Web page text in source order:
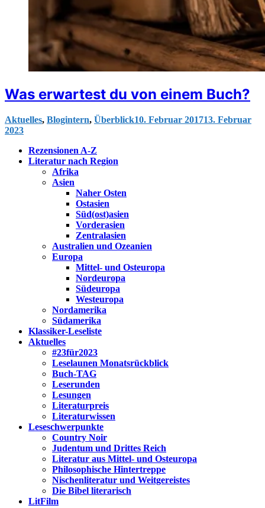
Was erwartest du von einem Buch?
Aktuelles, Blogintern, Überblick10. Februar 201713. Februar
2023
Rezensionen A-Z
Literatur nach Region
Afrika
Asien
Naher Osten
Ostasien
Süd(ost)asien
Vorderasien
Zentralasien
Australien und Ozeanien
Europa
Mittel- und Osteuropa
Nordeuropa
Südeuropa
Westeuropa
Nordamerika
Südamerika
Klassiker-Leseliste
Aktuelles
#23für2023
Leselaunen Monatsrückblick
Buch-TAG
Leserunden
Lesungen
Literaturpreis
Literaturwissen
Leseschwerpunkte
Country Noir
Judentum und Drittes Reich
Literatur aus Mittel- und Osteuropa
Philosophische Hintertreppe
Nischenliteratur und Weitgereistes
Die Bibel literarisch
LitFilm